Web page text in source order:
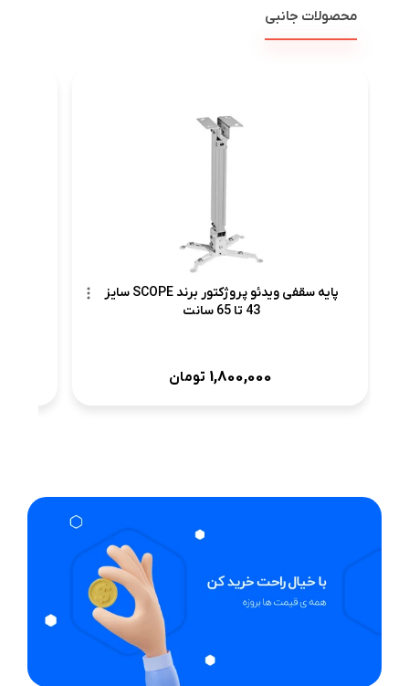
محصولات جانبی
پایه سقفی ویدئو پروژکتور برند SCOPE سایز
43 تا 65 سانت
1,800,000 تومان